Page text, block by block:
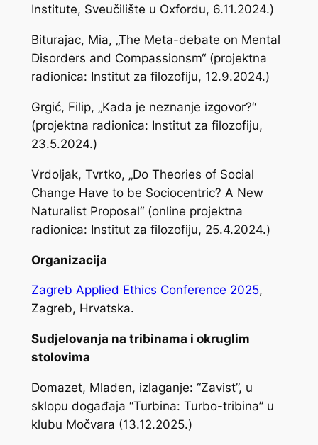
Institute, Sveučilište u Oxfordu, 6.11.2024.)
Biturajac, Mia, „The Meta-debate on Mental
Disorders and Compassionsm“ (projektna
radionica: Institut za filozofiju, 12.9.2024.)
Grgić, Filip, „Kada je neznanje izgovor?“
(projektna radionica: Institut za filozofiju,
23.5.2024.)
Vrdoljak, Tvrtko, „Do Theories of Social
Change Have to be Sociocentric? A New
Naturalist Proposal“ (online projektna
radionica: Institut za filozofiju, 25.4.2024.)
Organizacija
Zagreb Applied Ethics Conference 2025,
Zagreb, Hrvatska.
Sudjelovanja na tribinama i okruglim
stolovima
Domazet, Mladen, izlaganje: “Zavist”, u
sklopu događaja “Turbina: Turbo-tribina” u
klubu Močvara (13.12.2025.)